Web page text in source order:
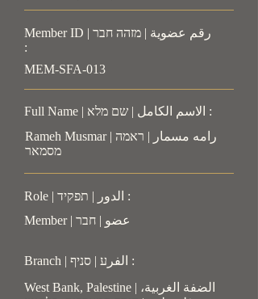
Member ID | رقم عضوية | מזהה חבר
:
MEM-SFA-013
Full Name | الاسم الكامل | שם מלא :
Rameh Musmar | رامه مسمار | ראמה
מסמאר
Role | الدور | תפקיד :
Member | عضو | חבר
Branch | الفرע | סניף :
West Bank, Palestine | الضفة الغربية،